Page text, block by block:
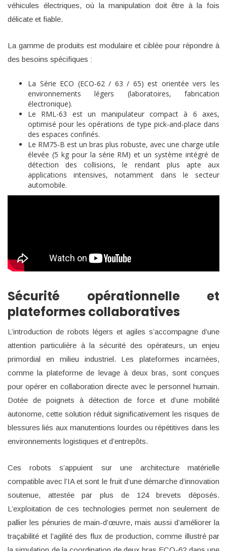
véhicules électriques, où la manipulation doit être à la fois
délicate et fiable.
La gamme de produits est modulaire et ciblée pour répondre à
des besoins spécifiques :
La Série ECO (ECO-62 / 63 / 65) est orientée vers les
environnements légers (laboratoires, fabrication
électronique).
Le RML-63 est un manipulateur compact à 6 axes,
optimisé pour les opérations de type pick-and-place dans
des espaces confinés.
Le RM75-B est un bras plus robuste, avec une charge utile
élevée (5 kg pour la série RM) et un système intégré de
détection des collisions, le rendant plus apte aux
applications intensives, notamment dans le secteur
automobile.
Sécurité opérationnelle et
plateformes collaboratives
L’introduction de robots légers et agiles s’accompagne d’une
attention particulière à la sécurité des opérateurs, un enjeu
primordial en milieu industriel. Les plateformes incarnées,
comme la plateforme de levage à deux bras, sont conçues
pour opérer en collaboration directe avec le personnel humain.
Dotée de poignets à détection de force et d’une mobilité
autonome, cette solution réduit significativement les risques de
blessures liés aux manutentions lourdes ou répétitives dans les
environnements logistiques et d’entrepôts.
Ces robots s’appuient sur une architecture matérielle
compatible avec l’IA et sont le fruit d’une démarche d’innovation
soutenue, attestée par plus de 124 brevets déposés.
L’exploitation de ces technologies permet non seulement de
pallier les pénuries de main-d’œuvre, mais aussi d’améliorer la
traçabilité et l’agilité des flux de production, comme illustré par